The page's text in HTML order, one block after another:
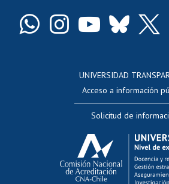
Docentes
Perfeccionamiento
Editar Portafolio
Evaluación docente
Calificación
Postulación al
Funcionarias/os
UNIVERSIDAD
Acceso a información
Solicitud de